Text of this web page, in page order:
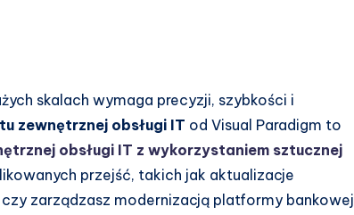
skalach wymaga precyzji, szybkości i
zewnętrznej obsługi IT od Visual Paradigm to
obsługi IT z wykorzystaniem sztucznej
przejść, takich jak aktualizacje
zarządzasz modernizacją platformy bankowej